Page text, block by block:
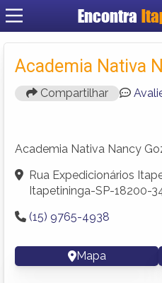
Encontra
Academia Nativa
Compartilhar
Academia Nativa Nancy
Rua Expedicionários
Itapetininga-SP-18200-
(15) 9765-4938
Mapa